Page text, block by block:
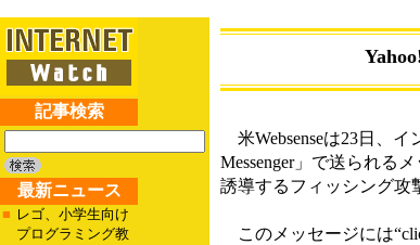
記事検索
最新ニュース
■ レゴ、小学生向け
プログラミング教
米Websenseは23日、
Messenger」で送られる
誘導するフィッシング攻
このメッセージには